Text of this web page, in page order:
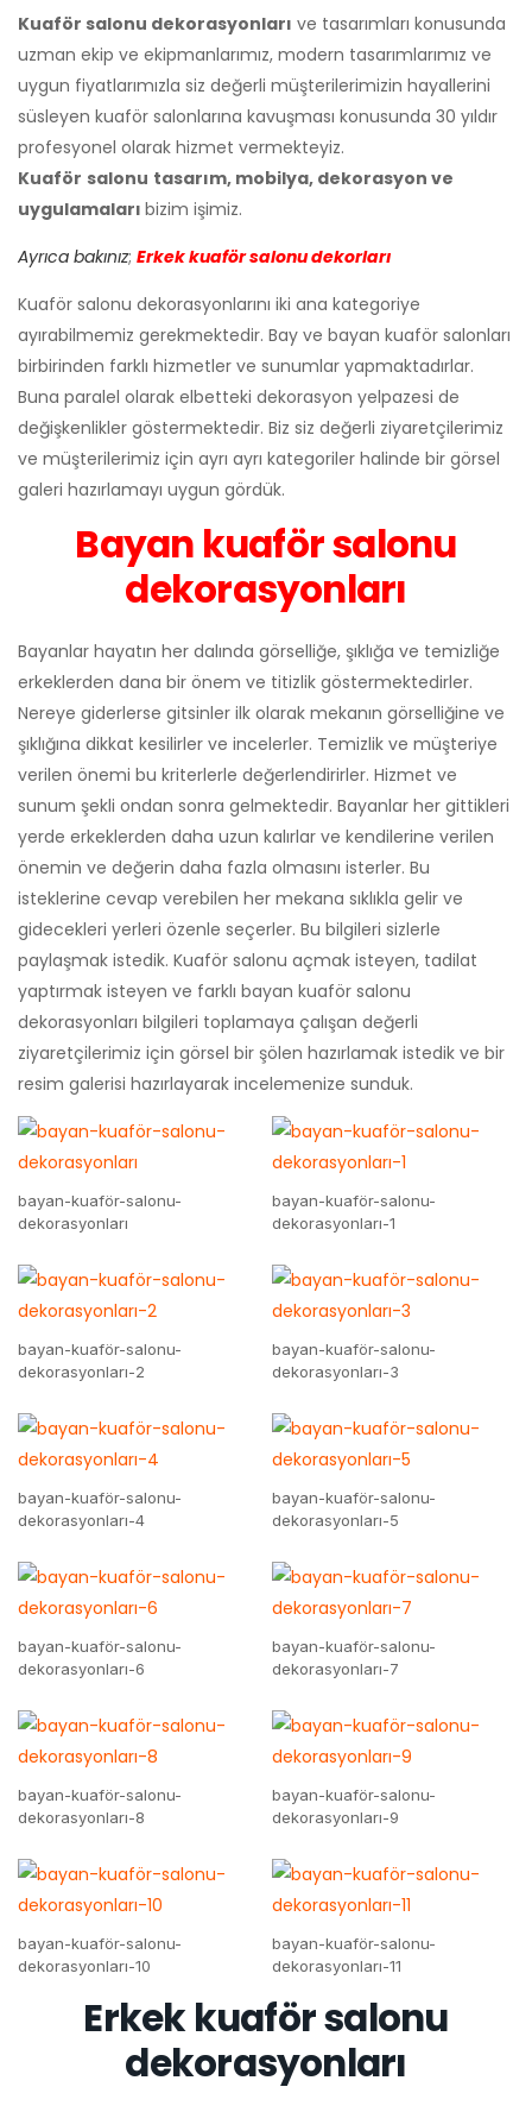
Kuaför salonu dekorasyonları ve tasarımları konusunda
uzman ekip ve ekipmanlarımız, modern tasarımlarımız ve
uygun fiyatlarımızla siz değerli müşterilerimizin hayallerini
süsleyen kuaför salonlarına kavuşması konusunda 30 yıldır
profesyonel olarak hizmet vermekteyiz.
Kuaför salonu tasarım, mobilya, dekorasyon ve
uygulamaları bizim işimiz.
Ayrıca bakınız; Erkek kuaför salonu dekorları
Kuaför salonu dekorasyonlarını iki ana kategoriye
ayırabilmemiz gerekmektedir. Bay ve bayan kuaför salonları
birbirinden farklı hizmetler ve sunumlar yapmaktadırlar.
Buna paralel olarak elbetteki dekorasyon yelpazesi de
değişkenlikler göstermektedir. Biz siz değerli ziyaretçilerimiz
ve müşterilerimiz için ayrı ayrı kategoriler halinde bir görsel
galeri hazırlamayı uygun gördük.
Bayan kuaför salonu
dekorasyonları
Bayanlar hayatın her dalında görselliğe, şıklığa ve temizliğe
erkeklerden dana bir önem ve titizlik göstermektedirler.
Nereye giderlerse gitsinler ilk olarak mekanın görselliğine ve
şıklığına dikkat kesilirler ve incelerler. Temizlik ve müşteriye
verilen önemi bu kriterlerle değerlendirirler. Hizmet ve
sunum şekli ondan sonra gelmektedir. Bayanlar her gittikleri
yerde erkeklerden daha uzun kalırlar ve kendilerine verilen
önemin ve değerin daha fazla olmasını isterler. Bu
isteklerine cevap verebilen her mekana sıklıkla gelir ve
gidecekleri yerleri özenle seçerler. Bu bilgileri sizlerle
paylaşmak istedik. Kuaför salonu açmak isteyen, tadilat
yaptırmak isteyen ve farklı bayan kuaför salonu
dekorasyonları bilgileri toplamaya çalışan değerli
ziyaretçilerimiz için görsel bir şölen hazırlamak istedik ve bir
resim galerisi hazırlayarak incelemenize sunduk.
bayan-kuaför-salonu-
dekorasyonları
bayan-kuaför-salonu-
dekorasyonları-1
bayan-kuaför-salonu-
dekorasyonları-2
bayan-kuaför-salonu-
dekorasyonları-3
bayan-kuaför-salonu-
dekorasyonları-4
bayan-kuaför-salonu-
dekorasyonları-5
bayan-kuaför-salonu-
dekorasyonları-6
bayan-kuaför-salonu-
dekorasyonları-7
bayan-kuaför-salonu-
dekorasyonları-8
bayan-kuaför-salonu-
dekorasyonları-9
bayan-kuaför-salonu-
dekorasyonları-10
bayan-kuaför-salonu-
dekorasyonları-11
Erkek kuaför salonu
dekorasyonları